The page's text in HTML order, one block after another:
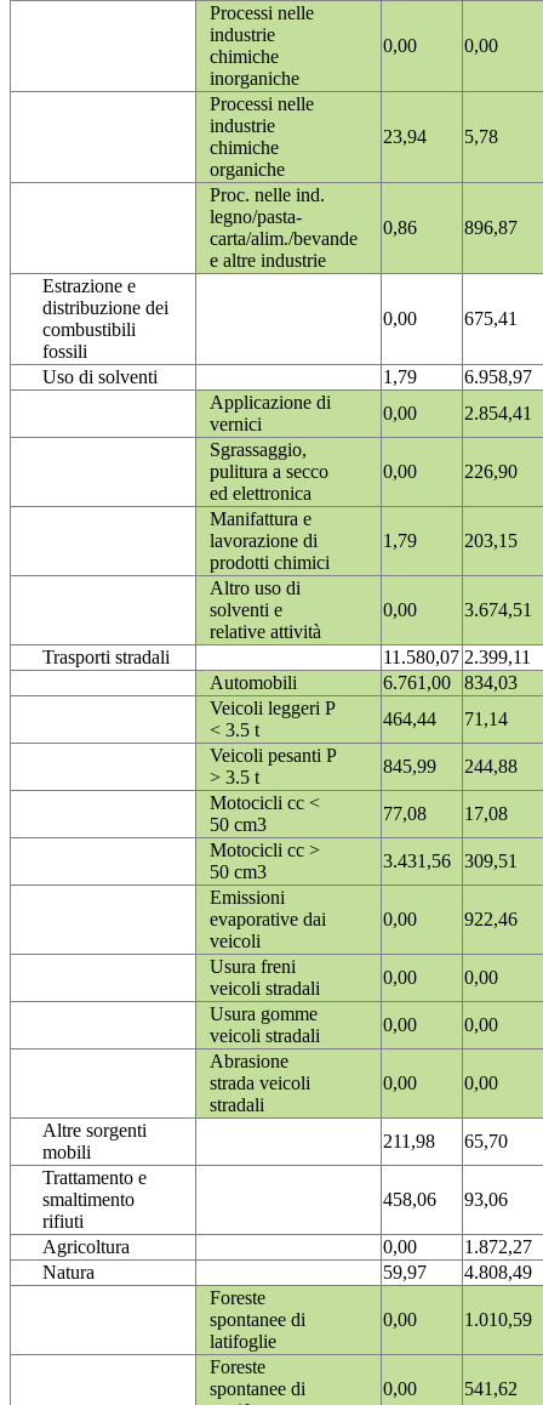
Processi nelle
industrie
chimiche
inorganiche
0,00 0,00
Processi nelle
industrie
chimiche
organiche
23,94 5,78
Proc. nelle ind.
legno/pasta-
carta/alim./bevande
e altre industrie
0,86 896,87
Estrazione e
distribuzione dei
combustibili
fossili
0,00 675,41
Uso di solventi 1,79
6.958,97
Applicazione di
vernici
0,00
2.854,41
Sgrassaggio,
pulitura a secco
ed elettronica
0,00 226,90
Manifattura e
lavorazione di
prodotti chimici
1,79 203,15
Altro uso di
solventi e
relative attività
0,00 3.674,51
Trasporti stradali 11.580,07 2.399,11
Automobili
6.761,00
834,03
Veicoli leggeri P
< 3.5 t
464,44
71,14
Veicoli pesanti P
> 3.5 t
845,99
244,88
Motocicli cc <
50 cm3
77,08
17,08
Motocicli cc >
50 cm3
3.431,56
309,51
Emissioni
evaporative dai
veicoli
0,00 922,46
Usura freni
veicoli stradali
0,00
0,00
Usura gomme
veicoli stradali
0,00
0,00
Abrasione
strada veicoli
stradali
0,00 0,00
Altre sorgenti
mobili
211,98
65,70
Trattamento e
smaltimento
rifiuti
458,06 93,06
Agricoltura 0,00
1.872,27
Natura
59,97
4.808,49
Foreste
spontanee di
latifoglie
0,00 1.010,59
Foreste
spontanee di
0,00 541,62